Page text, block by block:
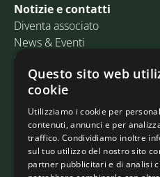
Notizie e contatti
Diventa associato
News & Eventi
Contatti
Email:info@assosped.it
PEC:
Indirizzo: Via delle Industrie,
30175 Marghera (VE)
Questo sito web
cookie
Utilizziamo i cookie per
contenuti, annunci e per
traffico. Condividiamo inoltre
sul tuo utilizzo del nostro sito
partner pubblicitari e di analisi